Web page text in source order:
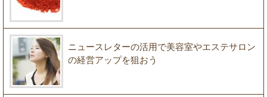
ニュースレターの活用で美容室やエステサロン
の経営アップを狙おう